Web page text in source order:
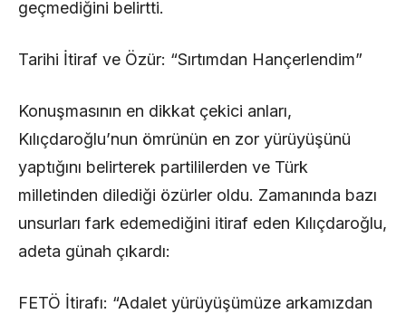
geçmediğini belirtti.
​Tarihi İtiraf ve Özür: “Sırtımdan Hançerlendim”
​Konuşmasının en dikkat çekici anları,
Kılıçdaroğlu’nun ömrünün en zor yürüyüşünü
yaptığını belirterek partililerden ve Türk
milletinden dilediği özürler oldu. Zamanında bazı
unsurları fark edemediğini itiraf eden Kılıçdaroğlu,
adeta günah çıkardı:
​FETÖ İtirafı: “Adalet yürüyüşümüze arkamızdan